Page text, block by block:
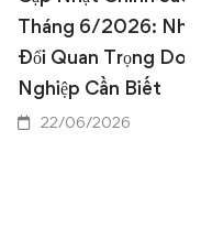
Tháng 6/2026:
Đổi Quan Trọng
Nghiệp Cần Biết
22/06/2026